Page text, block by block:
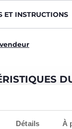
Détails À
ET INSTRUCTIONS